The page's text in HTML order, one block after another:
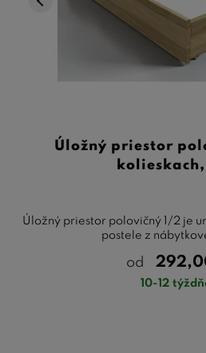
Úložný priestor
kolieskach,
Úložný priestor polovičný 1/2 je
postele z
od
10-12